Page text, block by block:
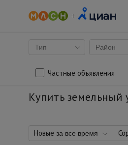
Тип Район
Частные объявления
Купить земельный
Новые за все время